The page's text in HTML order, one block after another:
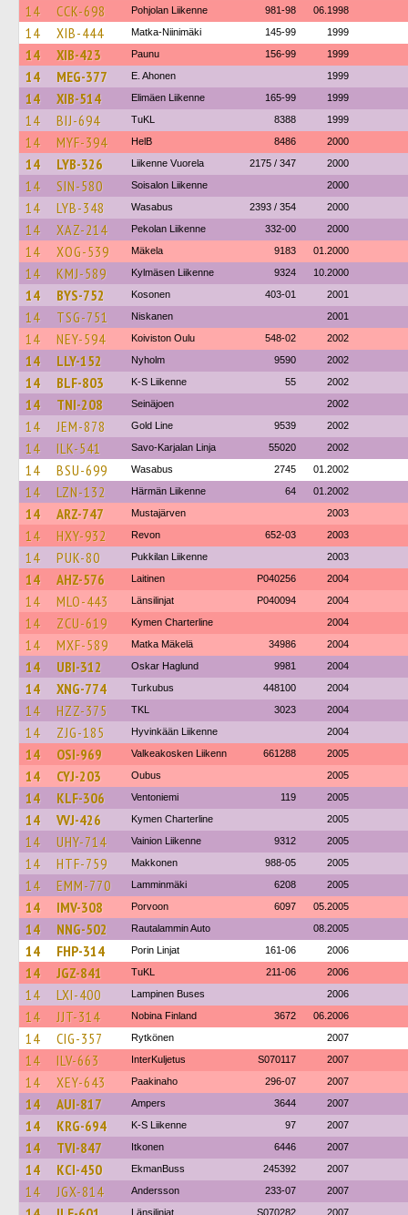
14 CCK-698 Pohjolan Liikenne 981-98 06.1998
14 XIB-444 Matka-Niinimäki 145-99 1999
14 XIB-423 Paunu 156-99 1999
14 MEG-377 E. Ahonen 1999
14 XIB-514 Elimäen Liikenne 165-99 1999
14 BIJ-694 TuKL 8388 1999
14 MYF-394 HelB 8486 2000
14 LYB-326 Liikenne Vuorela 2175 / 347 2000
14 SIN-580 Soisalon Liikenne 2000
14 LYB-348 Wasabus 2393 / 354 2000
14 XAZ-214 Pekolan Liikenne 332-00 2000
14 XOG-539 Mäkela 9183 01.2000
14 KMJ-589 Kylmäsen Liikenne 9324 10.2000
14 BYS-752 Kosonen 403-01 2001
14 TSG-751 Niskanen 2001
14 NEY-594 Koiviston Oulu 548-02 2002
14 LLY-152 Nyholm 9590 2002
14 BLF-803 K-S Liikenne 55 2002
14 TNI-208 Seinäjoen 2002
14 JEM-878 Gold Line 9539 2002
14 ILK-541 Savo-Karjalan Linja 55020 2002
14 BSU-699 Wasabus 2745 01.2002
14 LZN-132 Härmän Liikenne 64 01.2002
14 ARZ-747 Mustajärven 2003
14 HXY-932 Revon 652-03 2003
14 PUK-80 Pukkilan Liikenne 2003
14 AHZ-576 Laitinen P040256 2004
14 MLO-443 Länsilinjat P040094 2004
14 ZCU-619 Kymen Charterline 2004
14 MXF-589 Matka Mäkelä 34986 2004
14 UBI-312 Oskar Haglund 9981 2004
14 XNG-774 Turkubus 448100 2004
14 HZZ-375 TKL 3023 2004
14 ZJG-185 Hyvinkään Liikenne 2004
14 OSI-969 Valkeakosken Liikenn 661288 2005
14 CYJ-203 Oubus 2005
14 KLF-306 Ventoniemi 119 2005
14 VVJ-426 Kymen Charterline 2005
14 UHY-714 Vainion Liikenne 9312 2005
14 HTF-759 Makkonen 988-05 2005
14 EMM-770 Lamminmäki 6208 2005
14 IMV-308 Porvoon 6097 05.2005
14 NNG-502 Rautalammin Auto 08.2005
14 FHP-314 Porin Linjat 161-06 2006
14 JGZ-841 TuKL 211-06 2006
14 LXI-400 Lampinen Buses 2006
14 JJT-314 Nobina Finland 3672 06.2006
14 CIG-357 Rytkönen 2007
14 ILV-663 InterKuljetus S070117 2007
14 XEY-643 Paakinaho 296-07 2007
14 AUI-817 Ampers 3644 2007
14 KRG-694 K-S Liikenne 97 2007
14 TVI-847 Itkonen 6446 2007
14 KCI-450 EkmanBuss 245392 2007
14 JGX-814 Andersson 233-07 2007
Länsilinjat S070282 2007